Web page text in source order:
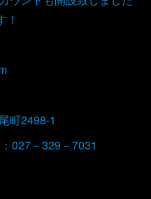
町2498-1
027－329－7031